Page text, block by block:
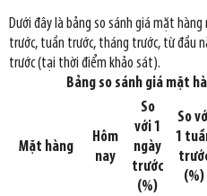
Dưới đây là bảng so sánh giá mặt
trước, tuần trước, tháng trước, từ đầu
trước (tại thời điểm khảo sát).
Bảng so sánh giá mặt
Mặt hàng
Hôm
nay
So
với 1
ngày
trước
(%)
So
1
(%)